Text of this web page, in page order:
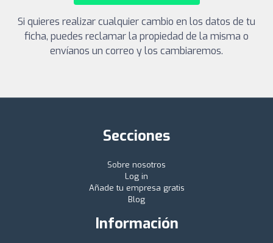
Si quieres realizar cualquier cambio en los datos de tu
ficha, puedes reclamar la propiedad de la misma o
envíanos un correo y los cambiaremos.
Secciones
Sobre nosotros
Log in
Añade tu empresa gratis
Blog
Información